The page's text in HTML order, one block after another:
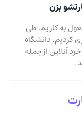
بزن
به کاریم. طی
کردیم. دانشگاه
آنلاین از جمله